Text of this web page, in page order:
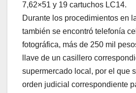
7,62×51 y 19 cartuchos LC14.
Durante los procedimientos en
también se encontró telefonía
fotográfica, más de 250 mil
llave de un casillero
supermercado local, por el que
orden judicial correspondiente